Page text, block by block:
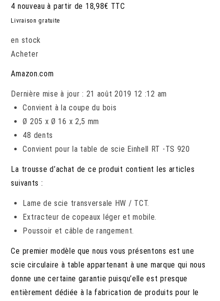
4 nouveau à partir de 18,98€ TTC
Livraison gratuite
en stock
Acheter
Amazon.com
Dernière mise à jour : 21 août 2019 12 :12 am
Convient à la coupe du bois
Ø 205 x Ø 16 x 2,5 mm
48 dents
Convient pour la table de scie Einhell RT -TS 920
La trousse d’achat de ce produit contient les articles
suivants :
Lame de scie transversale HW / TCT.
Extracteur de copeaux léger et mobile.
Poussoir et câble de rangement.
Ce premier modèle que nous vous présentons est une
scie circulaire à table appartenant à une marque qui nous
donne une certaine garantie puisqu’elle est presque
entièrement dédiée à la fabrication de produits pour le